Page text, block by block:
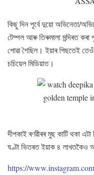
কিছু দিন পূৰ্বে দুয়ো অভিনেতা/
টেম্পল আৰু তিৰুমালা মন্দিৰত কৰা
পোৱা গৈছিল। ইয়াৰ পিছতেই
চচিয়েল মিডিয়াত।
দীপকাই ৰণৱীৰৰ মুছ কাটি থকা
ঘণ্টা ভিতৰত ইয়াক ৪ লাখতকৈও
https://